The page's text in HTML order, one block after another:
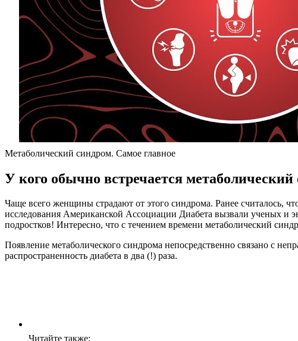
Метаболический синдром. Самое главное
У кого обычно встречается метаболический
Чаще всего женщины страдают от этого синдрома. Ранее считалось,
исследования Американской Ассоциации Диабета вызвали ученых и
подростков! Интересно, что с течением времени метаболический
Появление метаболического синдрома непосредственно связано с
распространенность диабета в два (!) раза.
Читайте также: